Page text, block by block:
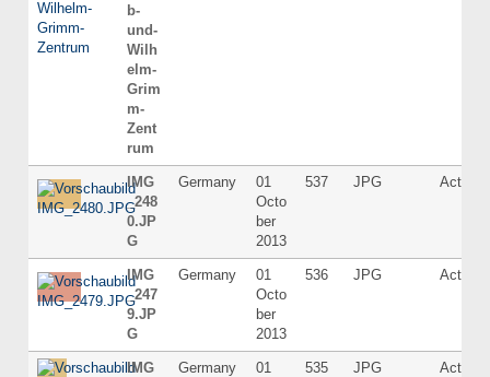
b-
und-
Wilh
elm-
Grim
m-
Zent
rum
IMG
_248
0.JP
G
Germany
01
Octo
ber
2013
537 JPG Active
IMG
_247
9.JP
G
Germany
01
Octo
ber
2013
536 JPG Active
IMG
Germany
01
535 JPG Active